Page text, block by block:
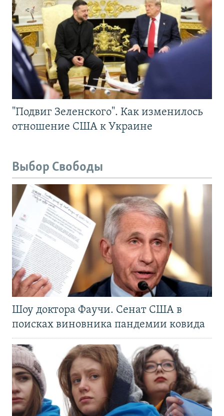
"Подвиг Зеленского". Как изменилось
отношение США к Украине
Выбор Свободы
Шоу доктора Фаучи. Сенат США в
поисках виновника пандемии ковида